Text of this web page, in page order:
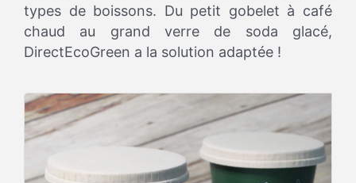
types de boissons. Du petit gobelet à café
chaud au grand verre de soda glacé,
DirectEcoGreen a la solution adaptée !